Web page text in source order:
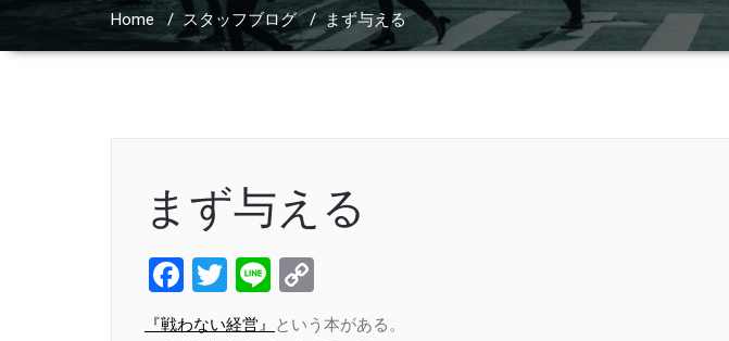
Home / スタッフブログ/ まず与える
まず与える
Facebook
Twitter
Line
Link
『戦わない経営』
という本がある。